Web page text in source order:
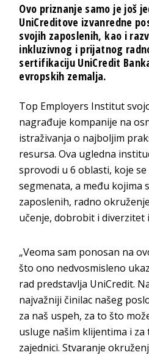
Ovo priznanje samo je još
UniCreditove izvanredne
svojih zaposlenih, kao i
inkluzivnog i prijatnog
sertifikaciju UniCredit
evropskih zemalja.
Top Employers Institut
nagrađuje kompanije na
istraživanja o najboljim
resursa. Ova ugledna
sprovodi u 6 oblasti, koje se
segmenata, a među kojima
zaposlenih, radno
učenje, dobrobit i diverzitet
„Veoma sam ponosan na
što ono nedvosmisleno
rad predstavlja UniCredit.
najvažniji činilac našeg
za naš uspeh, za to što
usluge našim klijentima i
zajednici. Stvaranje